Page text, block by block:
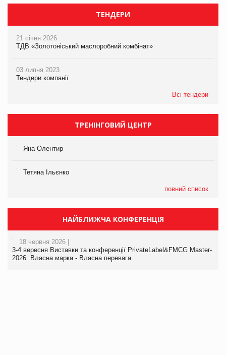
ТЕНДЕРИ
21 січня 2026
ТДВ «Золотоніський маслоробний комбінат»
03 липня 2023
Тендери компанії
Всі тендери
ТРЕНІНГОВИЙ ЦЕНТР
Яна Олентир
Тетяна Ільєнко
повний список
НАЙБЛИЖЧА КОНФЕРЕНЦІЯ
18 червня 2026 |
3-4 вересня Виставки та конференції PrivateLabel&FMCG Master-
2026: Власна марка - Власна перевага